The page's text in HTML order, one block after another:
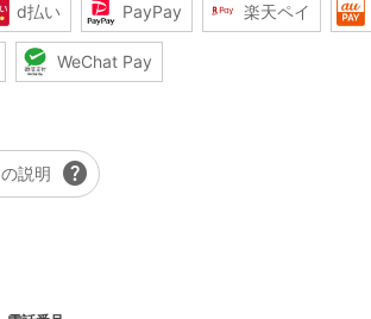
d払い PayPay 楽天ペイ
WeChat Pay
説明 help